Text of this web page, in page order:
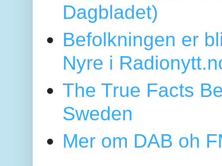
Dagbladet)
Befolkningen er
Nyre i
The True Facts
Sweden
Mer om DAB oh